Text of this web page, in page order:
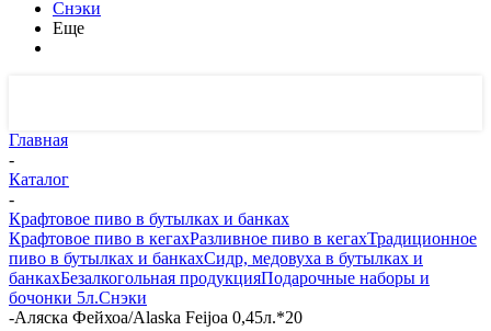
Снэки
Еще
Главная
-
Каталог
-
Крафтовое пиво в бутылках и банках
Крафтовое пиво в кегахРазливное пиво в кегахТрадиционное
пиво в бутылках и банкахСидр, медовуха в бутылках и
банкахБезалкогольная продукцияПодарочные наборы и
бочонки 5л.Снэки
-Аляска Фейхоа/Alaska Feijoa 0,45л.*20